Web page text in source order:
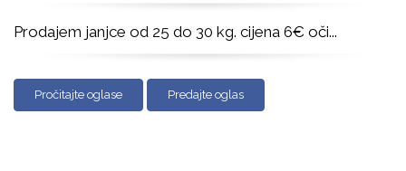
Prodajem janjce od 25 do 30 kg. cijena 6€ oči...
Pročitajte oglase Predajte oglas